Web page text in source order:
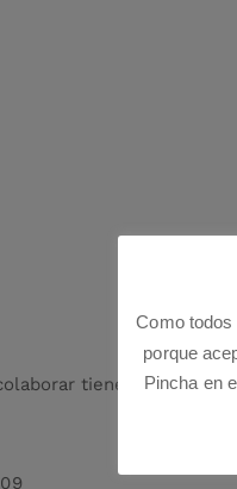
tienes tres
Como
porque
Pincha en